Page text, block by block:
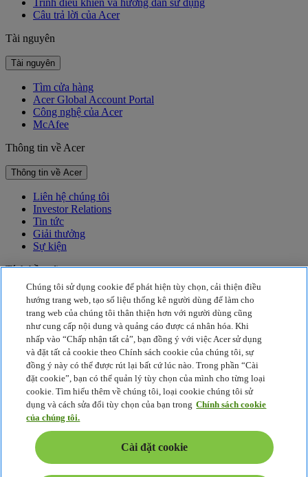
Trình điều khiển và hướng dẫn sử dụng
Câu trả lời của Acer
Tài nguyên
Tài nguyên
Tìm cửa hàng
Acer Global Account Portal
Công nghệ của Acer
McAfee
Thông tin về Acer
Thông tin về Acer
Liên hệ chúng tôi
Investor Relations
Tin tức
Giải thưởng
Sự kiện
Tính bền vững
Tính bền vững
Trách nhiệm xã hội của doanh nghiệp
Lượng khí thải carbon của sản phẩm
Project Humanity
Earthion
Chính Sách Quyền Riêng Tư
Chính sách cookie
Thông báo pháp lý
Thông tin pháp lý bổ sung
Chính sách trợ năng
Cài đặt cookie
Việt Nam - Việt Ngữ
Chúng tôi sử dụng cookie để phát hiện tùy chọn, cải thiện điều
hướng trang web, tạo số liệu thống kê người dùng để làm cho
trang web của chúng tôi thân thiện hơn với người dùng cũng
như cung cấp nội dung và quảng cáo được cá nhân hóa. Khi
nhấp vào “Chấp nhận tất cả”, bạn đồng ý với việc Acer sử dụng
và đặt tất cả cookie theo Chính sách cookie của chúng tôi, sự
đồng ý này có thể được rút lại bất cứ lúc nào. Trong phần “Cài
đặt cookie”, bạn có thể quản lý tùy chọn của mình cho từng loại
cookie. Tìm hiểu thêm về chúng tôi, loại cookie chúng tôi sử
dụng và cách sửa đổi tùy chọn của bạn trong Chính sách cookie
của chúng tôi.
Cài đặt cookie